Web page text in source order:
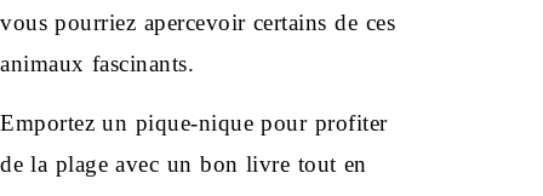
vous pourriez apercevoir certains de ces
animaux fascinants.
Emportez un pique-nique pour profiter
de la plage avec un bon livre tout en